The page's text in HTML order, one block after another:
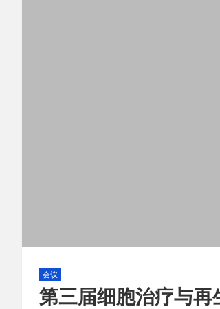
会议
第三届细胞治疗与再